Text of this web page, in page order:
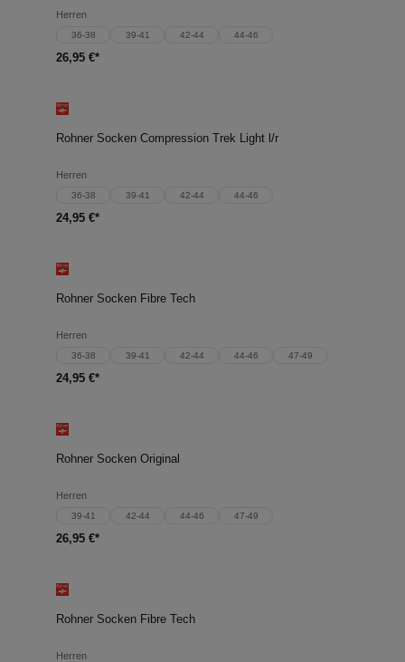
Herren
36-38 39-41 42-44 44-46
26,95 €*
Rohner Socken Compression Trek Light l/r
Herren
36-38 39-41 42-44 44-46
24,95 €*
Rohner Socken Fibre Tech
Herren
36-38 39-41 42-44 44-46 47-49
24,95 €*
Rohner Socken Original
Herren
39-41 42-44 44-46 47-49
26,95 €*
Rohner Socken Fibre Tech
Herren